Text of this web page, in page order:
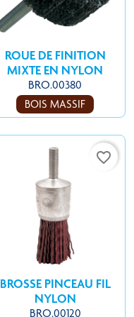
ROUE DE FINITION
MIXTE EN NYLON
BRO.00380
BOIS MASSIF
favorite_border
BROSSE PINCEAU FIL
NYLON
BRO.00120